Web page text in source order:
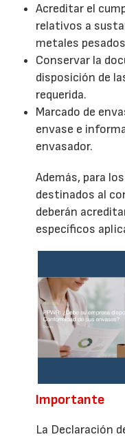
Acreditar el
relativos a
metales
Conservar la
disposición de
requerida.
Marcado de
envase e
envasador.
Además, para
destinados al
deberán
específicos
Importante
La Declaración